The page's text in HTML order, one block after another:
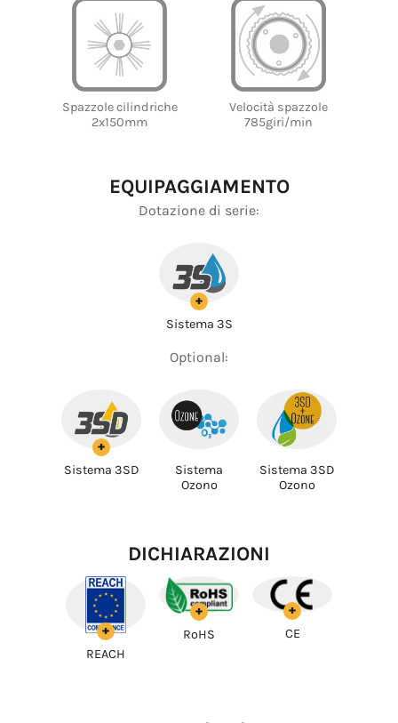
Spazzole cilindriche
2x150mm
Velocità spazzole
785giri/min
EQUIPAGGIAMENTO
Dotazione di serie:
+
Sistema 3S
Optional:
+
Sistema 3SD
Sistema
Ozono
Sistema 3SD
Ozono
DICHIARAZIONI
+
REACH
+
RoHS
+
CE